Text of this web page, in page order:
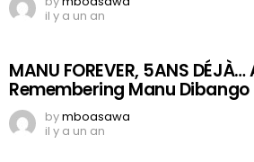
il y a un an
MANU FOREVER, 5ANS
Remembering Manu Dibango
bymboasawa
il y a un an